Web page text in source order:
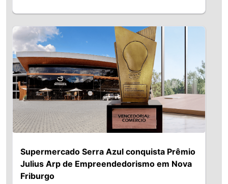
Supermercado Serra Azul conquista Prêmio
Julius Arp de Empreendedorismo em Nova
Friburgo